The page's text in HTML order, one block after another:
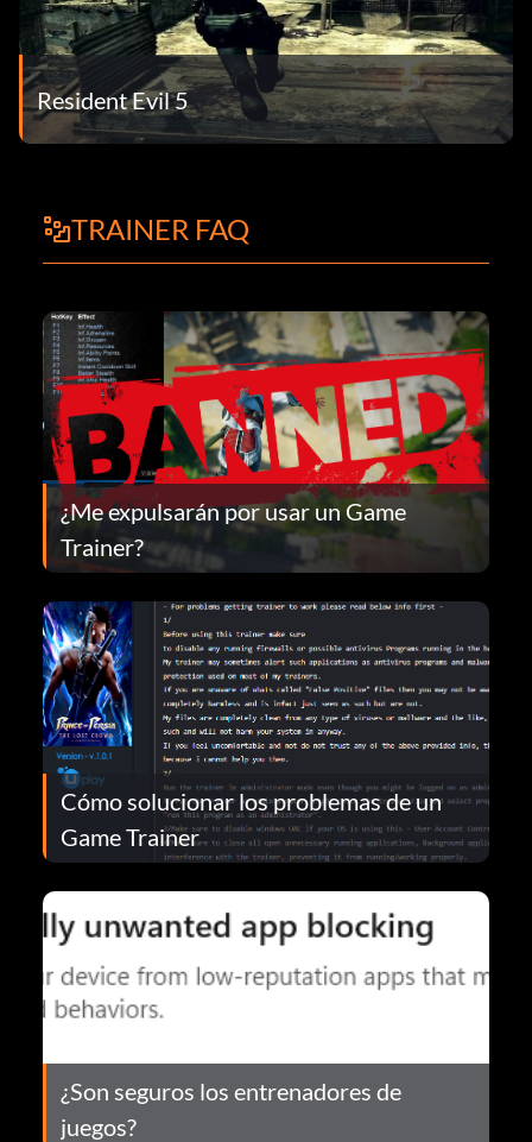
Resident Evil 5
TRAINER FAQ
¿Me expulsarán por usar un Game
Trainer?
Cómo solucionar los problemas de un
Game Trainer
¿Son seguros los entrenadores de
juegos?